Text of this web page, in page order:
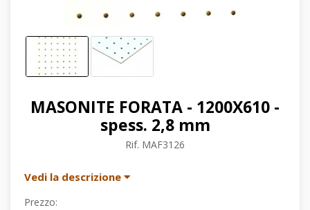
MASONITE FORATA - 1200X610 -
spess. 2,8 mm
Rif. MAF3126
Vedi la descrizione
Prezzo: